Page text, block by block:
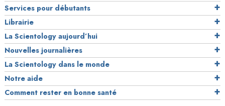
Services pour débutants
Librairie
La Scientology aujourd’hui
Nouvelles journalières
La Scientology dans le monde
Notre aide
Comment rester en bonne santé